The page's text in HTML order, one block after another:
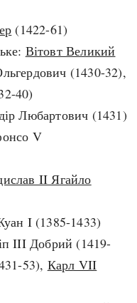
ІСТОРІЯ
Україна
Княжа доба
доба
ЗНО
(1422-61)
Вітовт Великий
(1430-32),
40)
Любартович (1431)
V
II Ягайло
I (1385-1433)
III Добрий (1419-
53), Карл VII